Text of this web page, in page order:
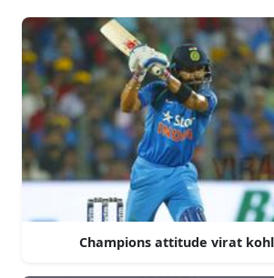
Champions attitude virat